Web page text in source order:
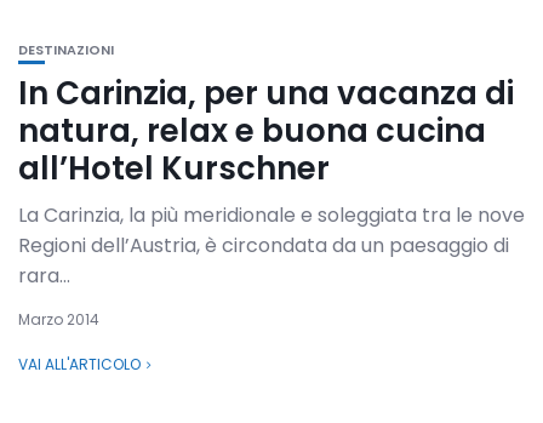
DESTINAZIONI
In Carinzia, per una vacanza di
natura, relax e buona cucina
all’Hotel Kurschner
La Carinzia, la più meridionale e soleggiata tra le nove
Regioni dell’Austria, è circondata da un paesaggio di
rara...
Marzo 2014
VAI ALL'ARTICOLO